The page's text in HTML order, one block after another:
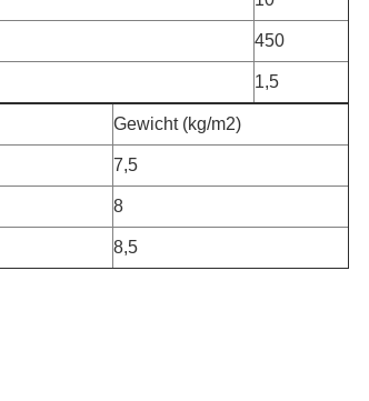
450
1,5
Gewicht (kg/m2)
7,5
8
8,5